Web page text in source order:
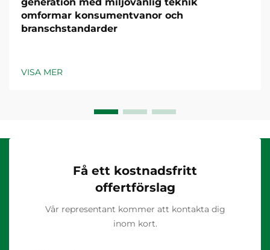
omformar konsumentvanor och
branschstandarder
VISA MER
Få ett kostnadsfritt
offertförslag
Vår representant kommer att kontakta dig
inom kort.